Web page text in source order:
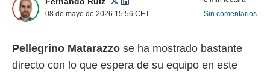
más
y
08 de mayo de 2026 15:56 CET
Sin comentarios
Pellegrino Matarazzo se ha mostrado bastante
directo con lo que espera de su equipo en este